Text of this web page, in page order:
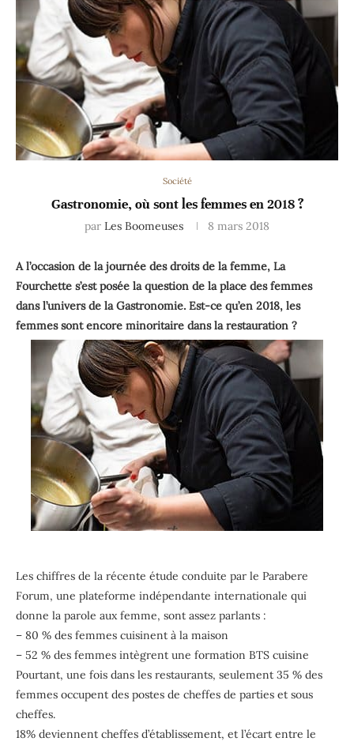
Société
Gastronomie, où sont les femmes en 2018 ?
par Les Boomeuses 8 mars 2018
A l’occasion de la journée des droits de la femme, La
Fourchette s’est posée la question de la place des femmes
dans l’univers de la Gastronomie. Est-ce qu’en 2018, les
femmes sont encore minoritaire dans la restauration ?
Les chiffres de la récente étude conduite par le Parabere
Forum, une plateforme indépendante internationale qui
donne la parole aux femme, sont assez parlants :
– 80 % des femmes cuisinent à la maison
– 52 % des femmes intègrent une formation BTS cuisine
Pourtant, une fois dans les restaurants, seulement 35 % des
femmes occupent des postes de cheffes de parties et sous
cheffes.
18% deviennent cheffes d’établissement, et l’écart entre le